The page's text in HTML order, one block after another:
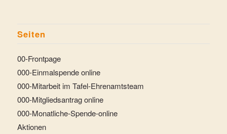
Seiten
00-Frontpage
000-Einmalspende online
000-Mitarbeit im Tafel-Ehrenamtsteam
000-Mitgliedsantrag online
000-Monatliche-Spende-online
Aktionen